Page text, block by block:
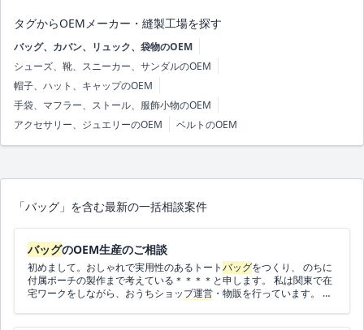
タグからOEMメーカー・縫製工場を探す
バッグ、カバン、リュック、袋物のOEM
シューズ、靴、スニーカー、サンダルのOEM
帽子、ハット、キャップのOEM
手袋、マフラー、ストール、服飾小物のOEM
アクセサリー、ジュエリーのOEM
ベルトのOEM
「バッグ」を含む最新の一括相談案件
バッグのOEM生産のご相談
初めまして。おしゃれで実用性のあるトートバッグをつくり、 のちに
付属ポーチの製作まで考えている＊＊＊＊と申します。 私は関東で在
宅ワークをしながら、おうちショップ運営・物販を行っています。 今